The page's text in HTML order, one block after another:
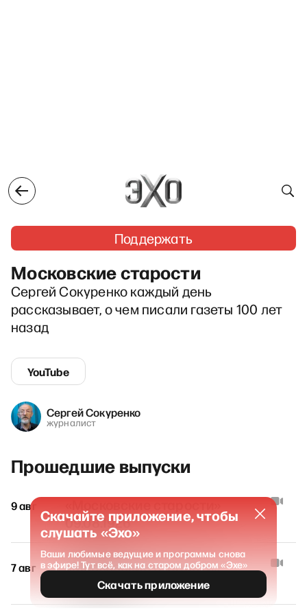
Поддержать
Московские старости
Сергей Сокуренко каждый день
рассказывает, о чем писали газеты 100 лет
назад
YouTube
Сергей Сокуренко
журналист
Прошедшие выпуски
9 авг
09.08.1926
7 авг
«Московские старости»
07.08.1926
Скачайте приложение, чтобы
слушать «Эхо»
Ваши любимые ведущие и программы снова
в эфире! Тут всё, как на старом добром «Эхе»
Скачать приложение